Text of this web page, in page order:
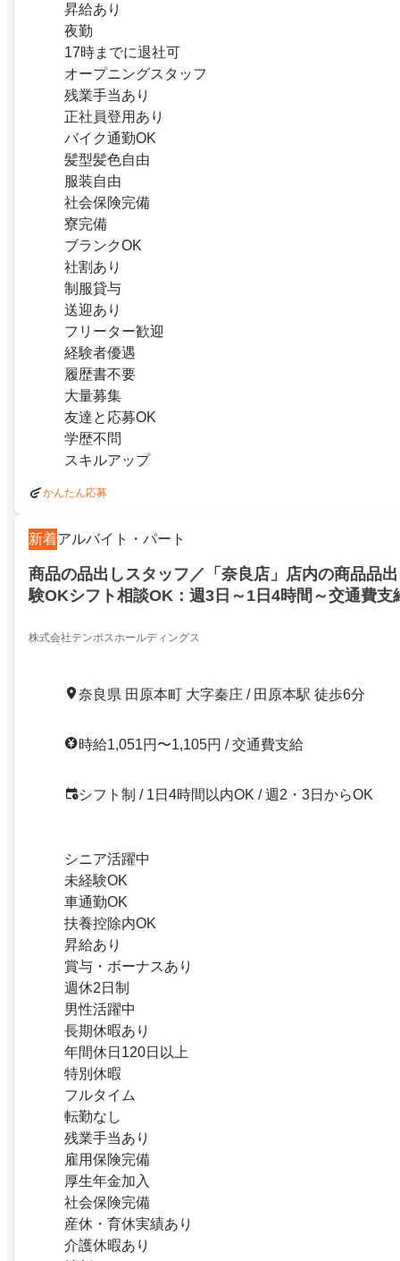
昇給あり
夜勤
17時までに退社可
オープニングスタッフ
残業手当あり
正社員登用あり
バイク通勤OK
髪型髪色自由
服装自由
社会保険完備
寮完備
ブランクOK
社割あり
制服貸与
送迎あり
フリーター歓迎
経験者優遇
履歴書不要
大量募集
友達と応募OK
学歴不問
スキルアップ
かんたん応募
新着アルバイト・パート
商品の品出しスタッフ／「奈良店」店内の商品品
験OKシフト相談OK：週3日～1日4時間～交通費支
株式会社テンポスホールディングス
奈良県 田原本町 大字秦庄 / 田原本駅 徒歩6分
時給1,051円〜1,105円 / 交通費支給
シフト制 / 1日4時間以内OK / 週2・3日からOK
シニア活躍中
未経験OK
車通勤OK
扶養控除内OK
昇給あり
賞与・ボーナスあり
週休2日制
男性活躍中
長期休暇あり
年間休日120日以上
特別休暇
フルタイム
転勤なし
残業手当あり
雇用保険完備
厚生年金加入
社会保険完備
産休・育休実績あり
介護休暇あり